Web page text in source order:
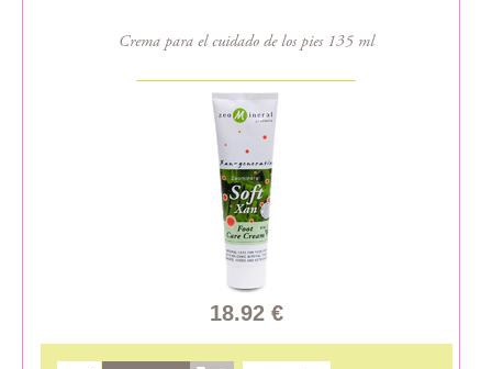
Crema para el cuidado de los pies 135 ml
18.92 €